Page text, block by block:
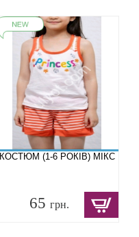
КОСТЮМ (1-6 РОКІВ) МІКС
65 грн.